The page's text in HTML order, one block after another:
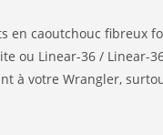
en caoutchouc fibreux
ou Linear-36 / Linear-
à votre Wrangler,